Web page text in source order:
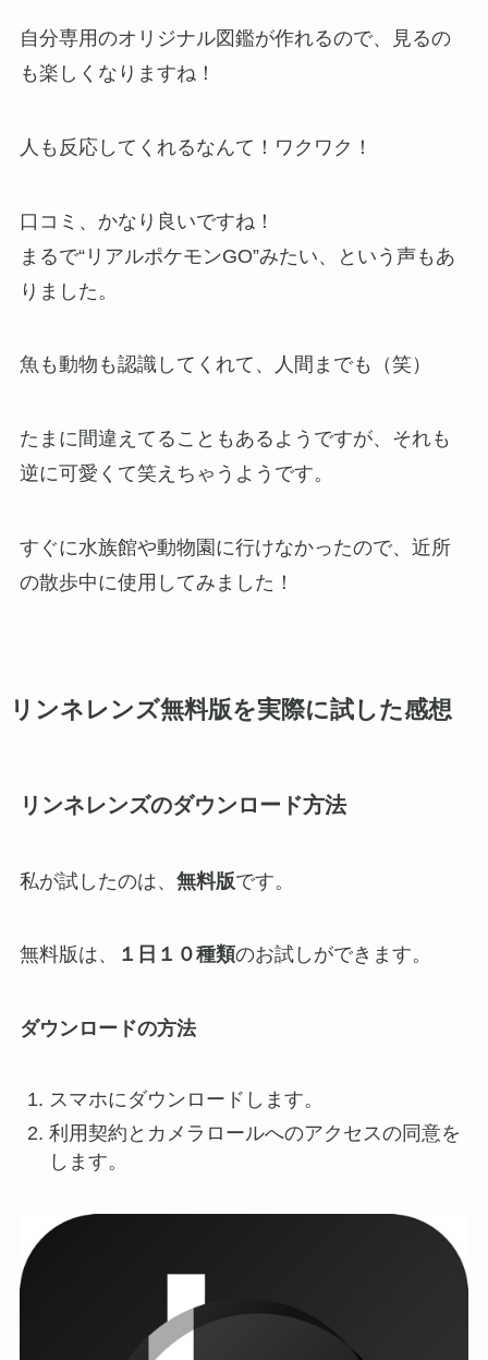
自分専用のオリジナル図鑑が作れるので、見るの
も楽しくなりますね！
人も反応してくれるなんて！ワクワク！
口コミ、かなり良いですね！
まるで“リアルポケモンGO”みたい、という声もあ
りました。
魚も動物も認識してくれて、人間までも（笑）
たまに間違えてることもあるようですが、それも
逆に可愛くて笑えちゃうようです。
すぐに水族館や動物園に行けなかったので、近所
の散歩中に使用してみました！
リンネレンズ無料版を実際に試した感想
リンネレンズのダウンロード方法
私が試したのは、 無料版です。
無料版は、 １日１０種類のお試しができます。
ダウンロードの方法
スマホにダウンロードします。
利用契約とカメラロールへのアクセスの同意を
します。